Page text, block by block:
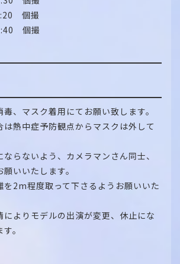
個撮
個撮
、マスク着用にてお願い致します。
熱中症予防観点からマスクは外して
らないよう、カメラマンさん同士、
いいたします。
2m程度取って下さるようお願いいた
よりモデルの出演が変更、休止にな
。